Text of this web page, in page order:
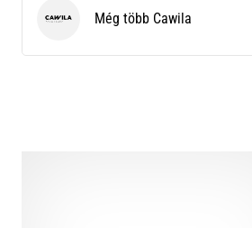
Cawila Még több Cawila